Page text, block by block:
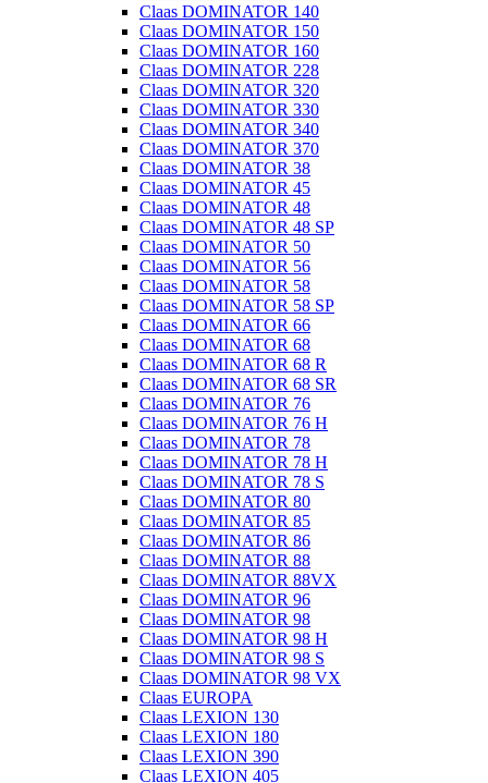
Claas DOMINATOR 140
Claas DOMINATOR 150
Claas DOMINATOR 160
Claas DOMINATOR 228
Claas DOMINATOR 320
Claas DOMINATOR 330
Claas DOMINATOR 340
Claas DOMINATOR 370
Claas DOMINATOR 38
Claas DOMINATOR 45
Claas DOMINATOR 48
Claas DOMINATOR 48 SP
Claas DOMINATOR 50
Claas DOMINATOR 56
Claas DOMINATOR 58
Claas DOMINATOR 58 SP
Claas DOMINATOR 66
Claas DOMINATOR 68
Claas DOMINATOR 68 R
Claas DOMINATOR 68 SR
Claas DOMINATOR 76
Claas DOMINATOR 76 H
Claas DOMINATOR 78
Claas DOMINATOR 78 H
Claas DOMINATOR 78 S
Claas DOMINATOR 80
Claas DOMINATOR 85
Claas DOMINATOR 86
Claas DOMINATOR 88
Claas DOMINATOR 88VX
Claas DOMINATOR 96
Claas DOMINATOR 98
Claas DOMINATOR 98 H
Claas DOMINATOR 98 S
Claas DOMINATOR 98 VX
Claas EUROPA
Claas LEXION 130
Claas LEXION 180
Claas LEXION 390
Claas LEXION 405